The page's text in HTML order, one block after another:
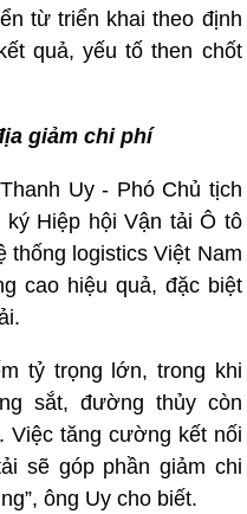
từ triển khai theo định
quả, yếu tố then chốt
giảm chi phí
Uy - Phó Chủ tịch
Hiệp hội Vận tải Ô tô
thống logistics Việt Nam
cao hiệu quả, đặc biệt
tỷ trọng lớn, trong khi
sắt, đường thủy còn
Việc tăng cường kết nối
sẽ góp phần giảm chi
ông Uy cho biết.